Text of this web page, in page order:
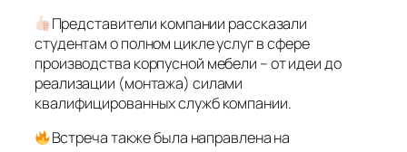
Представители компании рассказали
студентам о полном цикле услуг в сфере
производства корпусной мебели – от идеи до
реализации (монтажа) силами
квалифицированных служб компании.
Встреча также была направлена на